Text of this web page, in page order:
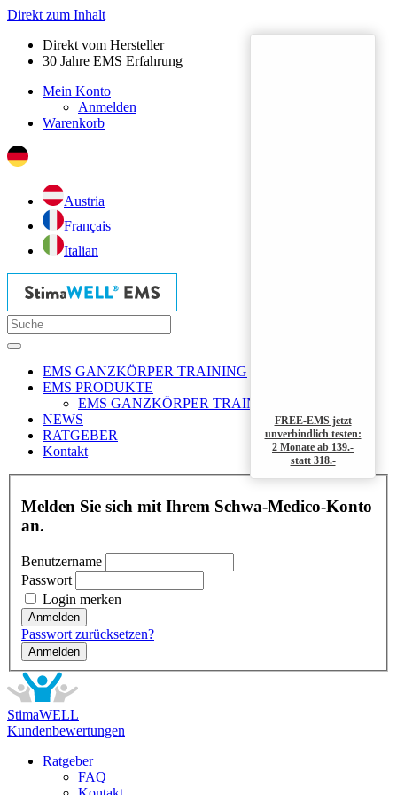
Direkt zum Inhalt
Direkt vom Hersteller
30 Jahre EMS Erfahrung
Mein Konto
Anmelden
Warenkorb
Austria
Français
Italian
EMS GANZKÖRPER TRAINING
EMS PRODUKTE
EMS GANZKÖRPER TRAINING
NEWS
RATGEBER
Kontakt
Melden Sie sich mit Ihrem Schwa-Medico-Konto
an.
Benutzername
Passwort
Login merken
Passwort zurücksetzen?
Anmelden
FREE-EMS jetzt
unverbindlich testen:
2 Monate ab 139.-
statt 318.-
StimaWELL
Kunden­bewertungen
Ratgeber
FAQ